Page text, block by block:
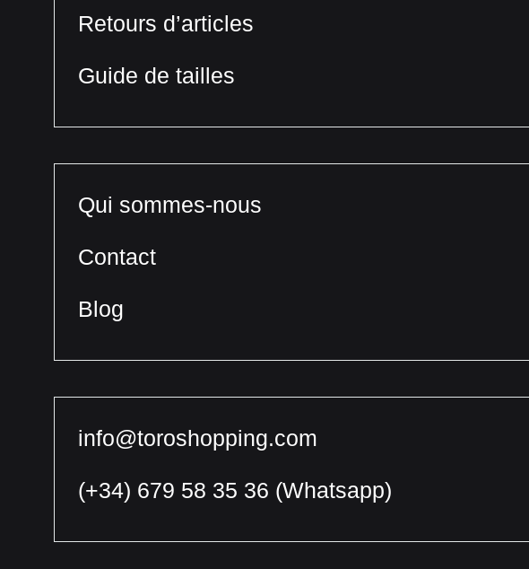
Retours d’articles
Guide de tailles
Qui sommes-nous
Contact
Blog
info@toroshopping.com
(+34) 679 58 35 36 (Whatsapp)